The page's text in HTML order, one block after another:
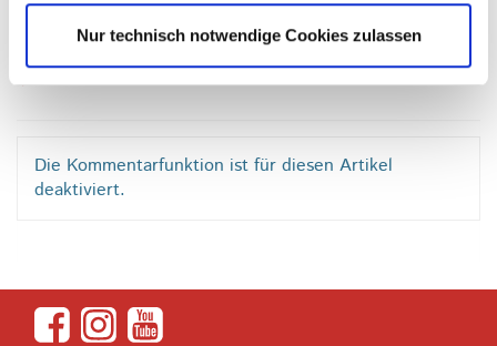
Nur technisch notwendige Cookies zulassen
Siegertreppchen ganz weit oben, Frau Kollegin.
Die Kommentarfunktion ist für diesen Artikel
deaktiviert.